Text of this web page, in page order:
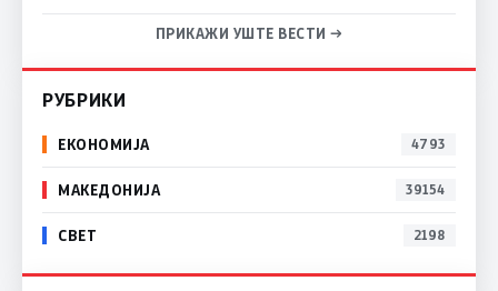
ПРИКАЖИ УШТЕ ВЕСТИ →
РУБРИКИ
ЕКОНОМИЈА 4793
МАКЕДОНИЈА 39154
СВЕТ 2198